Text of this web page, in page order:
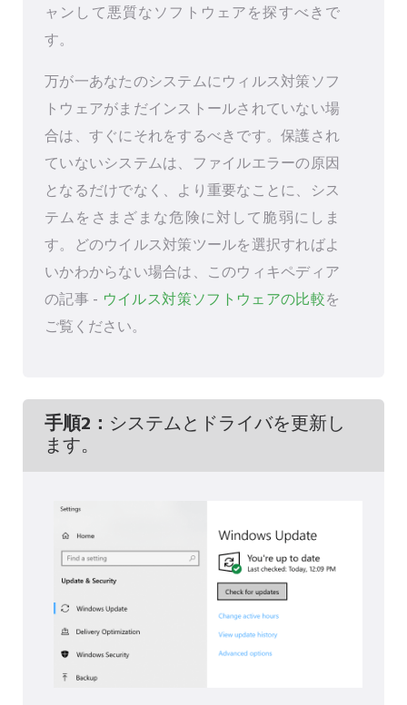
ャンして悪質なソフトウェアを探すべきで
す。
万が一あなたのシステムにウィルス対策ソフ
トウェアがまだインストールされていない場
合は、すぐにそれをするべきです。保護され
ていないシステムは、ファイルエラーの原因
となるだけでなく、より重要なことに、シス
テムをさまざまな危険に対して脆弱にしま
す。どのウイルス対策ツールを選択すればよ
いかわからない場合は、このウィキペディア
の記事 - ウイルス対策ソフトウェアの比較を
ご覧ください。
手順2： システムとドライバを更新し
ます。